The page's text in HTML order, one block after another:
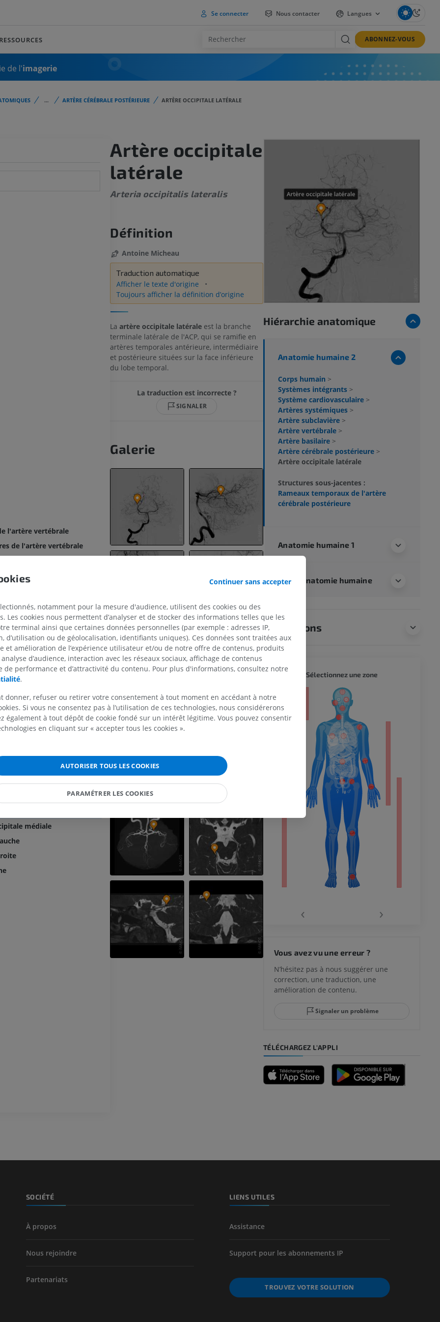
Se connecter Nous contacter Langues
RESSOURCES ABONNEZ-VOUS
de l'imagerie
... ARTÈRE CÉRÉBRALE POSTÉRIEURE ARTÈRE OCCIPITALE LATÉRALE
l'artère vertébrale
de l'artère vertébrale
postérieure et inférieure
de l'artère vertébrale
médiaux de l'artère vertébrale
latéraux de l'artère vertébrale
vertébrales
antérieure et inférieure
de l'artère basilaire
de l'artère basilaire
supérieure
basilaire
postérolatérales
choroïdiens de l'artère cérébrale postérieure
occipitale
médiale
Artère occipitale
latérale
Arteria occipitalis lateralis
Définition
Antoine Micheau
Traduction automatique
Afficher le texte d'origine
Toujours afficher la définition d’origine
La artère occipitale latérale est la branche
terminale latérale de l'ACP, qui se ramifie en
artères temporales antérieure, intermédiaire
et postérieure situées sur la face inférieure
du lobe temporal.
La traduction est incorrecte ?
SIGNALER
Galerie
Hiérarchie anatomique
Anatomie humaine 2
Corps humain >
Systèmes intégrants >
Système cardiovasculaire >
Artères systémiques >
Artère subclavière >
Artère vertébrale >
Artère basilaire >
Artère cérébrale postérieure >
Artère occipitale latérale
Structures sous-jacentes :
Rameaux temporaux de l'artère
cérébrale postérieure
Anatomie humaine 1
Neuroanatomie humaine
Traductions
SUPÉRIEUR
IRM du membre supérieur
IRM
PREMIUM
PREMIUM
IRM du poignet
Radiographies du membre
MEMBRE INFÉRIEUR
Membre inférieur
Illustrations
PREMIUM
IRM du membre inférieur
PREMIUM
IRM de hanche
IRM
PREMIUM
IRM du genou
IRM
PREMIUM
Arthroscanner du genou
Arthroscanner
PREMIUM
GRATUIT
Sélectionnez une zone
‹ ›
Vous avez vu une erreur ?
N’hésitez pas à nous suggérer une
correction, une traduction, une
amélioration de contenu.
Signaler un problème
TÉLÉCHARGEZ L'APPLI
SOCIÉTÉ
À propos
Nous rejoindre
Partenariats
LIENS UTILES
Assistance
Support pour les abonnements IP
TROUVEZ VOTRE SOLUTION
Continuer sans accepter
notamment pour la mesure d'audience, utilisent des cookies ou des
Les cookies nous permettent d’analyser et de stocker des informations telles que les
terminal ainsi que certaines données personnelles (par exemple : adresses IP,
d’utilisation ou de géolocalisation, identifiants uniques). Ces données sont traitées aux
et amélioration de l’expérience utilisateur et/ou de notre offre de contenus, produits
d’audience, interaction avec les réseaux sociaux, affichage de contenus
de performance et d’attractivité du contenu. Pour plus d'informations, consultez notre
.
donner, refuser ou retirer votre consentement à tout moment en accédant à notre
Si vous ne consentez pas à l’utilisation de ces technologies, nous considérerons
également à tout dépôt de cookie fondé sur un intérêt légitime. Vous pouvez consentir
en cliquant sur « accepter tous les cookies ».
AUTORISER TOUS LES COOKIES
PARAMÉTRER LES COOKIES